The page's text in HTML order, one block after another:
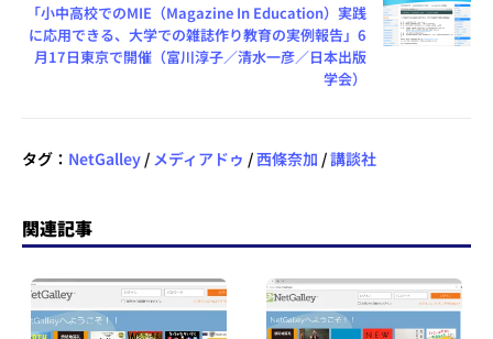
「小中高校でのMIE（Magazine In Education）実践
に応用できる、大学での雑誌作り教育の実例報告」6
月17日東京で開催（富川淳子／清水一彦／日本出版
学会）
タグ： NetGalley / メディアドゥ /西條奈加 /講談社
関連記事